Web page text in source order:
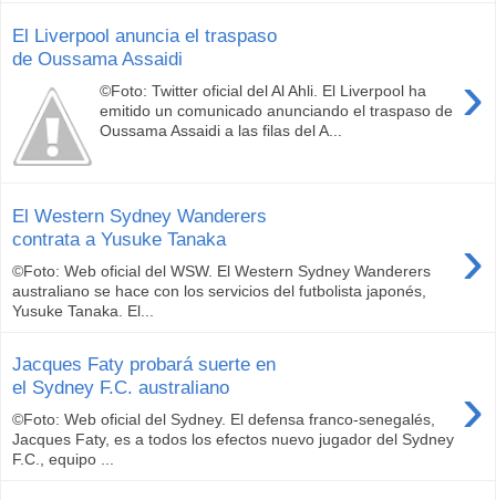
El Liverpool anuncia el traspaso
de Oussama Assaidi
›
©Foto: Twitter oficial del Al Ahli. El Liverpool ha
emitido un comunicado anunciando el traspaso de
Oussama Assaidi a las filas del A...
El Western Sydney Wanderers
contrata a Yusuke Tanaka
›
©Foto: Web oficial del WSW. El Western Sydney Wanderers
australiano se hace con los servicios del futbolista japonés,
Yusuke Tanaka. El...
Jacques Faty probará suerte en
el Sydney F.C. australiano
›
©Foto: Web oficial del Sydney. El defensa franco-senegalés,
Jacques Faty, es a todos los efectos nuevo jugador del Sydney
F.C., equipo ...